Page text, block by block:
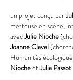
un projet conçu par
metteuse en scène,
avec Julie Nioche
Joanne Clavel
Humanités
Nioche et Julia Passot